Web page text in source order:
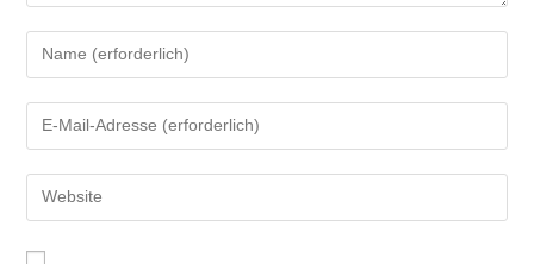
Gib
deinen
Namen
oder
zum
Kommentieren
ein
Gib
deine
E-
Mail-
Gib
deine